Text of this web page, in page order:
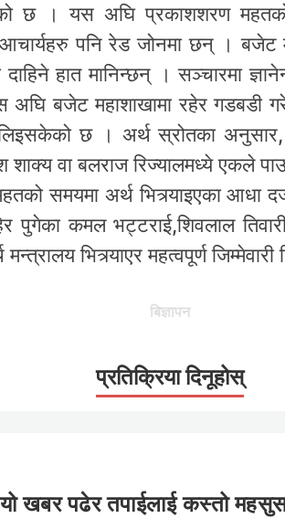
छ । यस अघि प्रकाशशरण
पनि रेड जोनमा छन् । बजेट
दाहिने हात मानिन्छन् । सञ्चारमा
अघि बजेट महाशाखामा रहेर गडबडी
छ । अर्थ स्रोतका
शाक्य वा बलराज रिज्यालमध्ये एकले
समयमा अर्थ भित्र्याइएका आधा
पुगेका कमल भट्टराई,शिवलाल
भित्र्याएर महत्वपूर्ण
बिज्ञापन
प्रतिक्रिया दिनूहोस्
यो खबर पढेर तपाईलाई कस्तो